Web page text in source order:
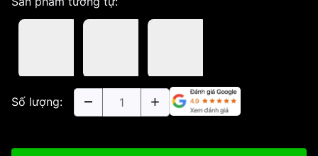
Số lượng: